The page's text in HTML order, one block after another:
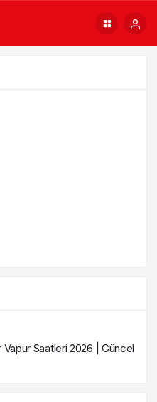
Vapur Saatleri 2026 | Güncel